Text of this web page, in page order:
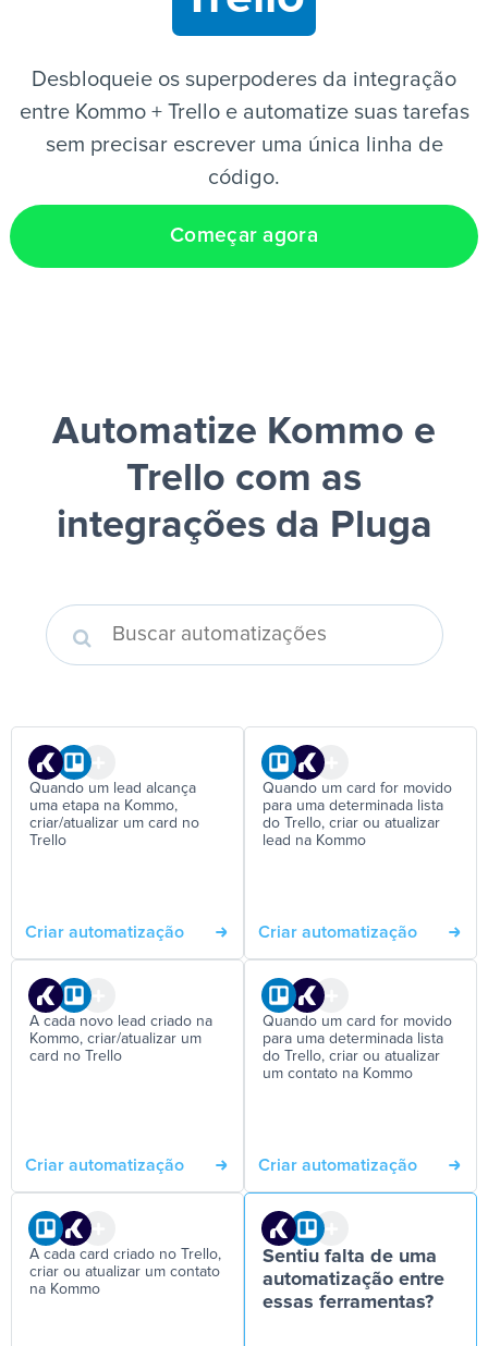
Desbloqueie os superpoderes da integração
entre Kommo + Trello e automatize suas tarefas
sem precisar escrever uma única linha de
código.
Começar agora
Automatize Kommo e
Trello com as
integrações da Pluga
Quando um lead alcança
uma etapa na Kommo,
criar/atualizar um card no
Trello
Criar automatização
Quando um card for movido
para uma determinada lista
do Trello, criar ou atualizar
lead na Kommo
Criar automatização
A cada novo lead criado na
Kommo, criar/atualizar um
card no Trello
Criar automatização
Quando um card for movido
para uma determinada lista
do Trello, criar ou atualizar
um contato na Kommo
Criar automatização
A cada card criado no Trello,
criar ou atualizar um contato
na Kommo
Sentiu falta de uma
automatização entre
essas ferramentas?